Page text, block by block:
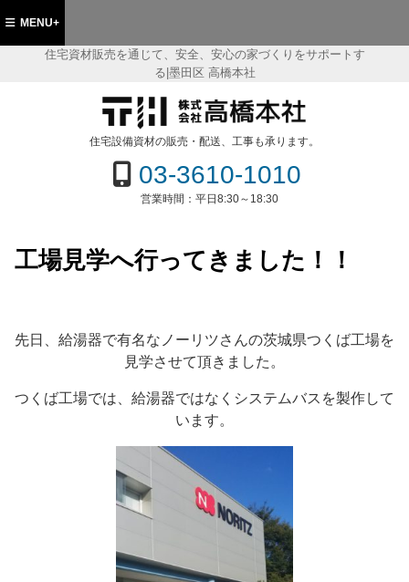
住宅資材販売を通じて、安全、安心の家づくりをサポートす
る|墨田区 高橋本社
墨田区 住宅資材販売の(株)高橋本社
住宅設備資材の販売・配送、工事も承ります。
03-3610-1010
営業時間： 平日8:30～18:30
MENU+
工場見学へ行ってきました！！
先日、給湯器で有名なノーリツさんの茨城県つくば工場を
見学させて頂きました。
つくば工場では、給湯器ではなくシステムバスを製作して
います。